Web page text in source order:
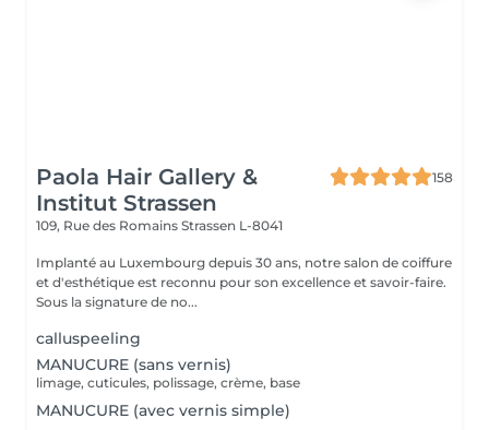
Paola Hair Gallery &
Institut Strassen
158
109, Rue des Romains Strassen L-8041
Implanté au Luxembourg depuis 30 ans, notre salon de coiffure
et d'esthétique est reconnu pour son excellence et savoir-faire.
Sous la signature de no...
calluspeeling
MANUCURE (sans vernis)
limage, cuticules, polissage, crème, base
MANUCURE (avec vernis simple)